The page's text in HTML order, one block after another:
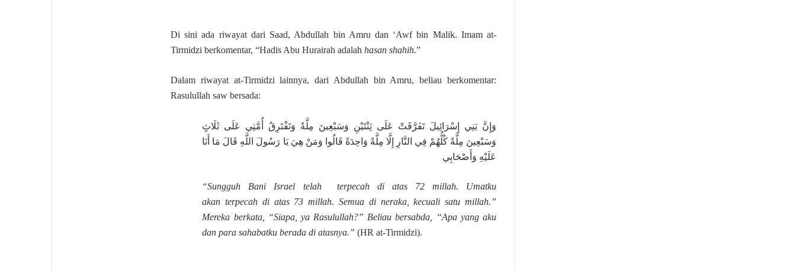
Di sini ada riwayat dari Saad, Abdullah bin Amru dan ‘Awf bin Malik. Imam at-
Tirmidzi berkomentar, “Hadis Abu Hurairah adalah hasan shahih.”
Dalam riwayat at-Tirmidzi lainnya, dari Abdullah bin Amru, beliau berkomentar:
Rasulullah saw bersada:
وَإِنَّ بَنِي إِسْرَائِيلَ تَفَرَّقَتْ عَلَى ثِنْتَيْنِ وَسَبْعِينَ مِلَّةً وَتَفْتَرِقُ أُمَّتِي عَلَى ثَلَاثٍ
وَسَبْعِينَ مِلَّةً كُلُّهُمْ فِي النَّارِ إِلَّا مِلَّةً وَاحِدَةً قَالُوا وَمَنْ هِيَ يَا رَسُولَ اللَّهِ قَالَ مَا أَنَا
عَلَيْهِ وَأَصْحَابِي
“Sungguh Bani Israel telah terpecah di atas 72 millah. Umatku
akan terpecah di atas 73 millah. Semua di neraka, kecuali satu millah.”
Mereka berkata, “Siapa, ya Rasulullah?” Beliau bersabda, “Apa yang aku
dan para sahabatku berada di atasnya.”(HR at-Tirmidzi).